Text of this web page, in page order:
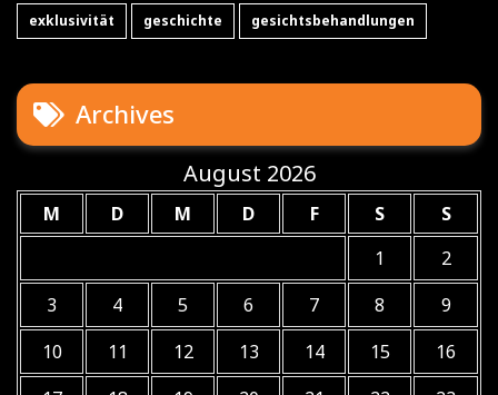
exklusivität geschichte gesichtsbehandlungen
Archives
August 2026
M D M D F S
S
1
2
3
4 5 6 7 8
9
10
11 12 13 14 15
16